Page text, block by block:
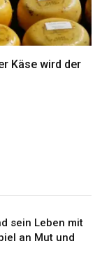
Käse wird der
sein Leben mit
an Mut und